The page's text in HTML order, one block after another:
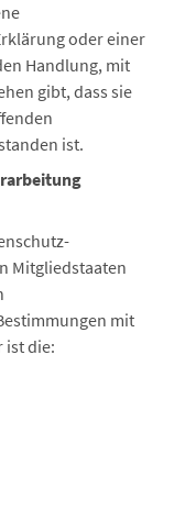
oder einer
Handlung, mit
gibt, dass sie
ist.
Mitgliedstaaten
mit
ist die: